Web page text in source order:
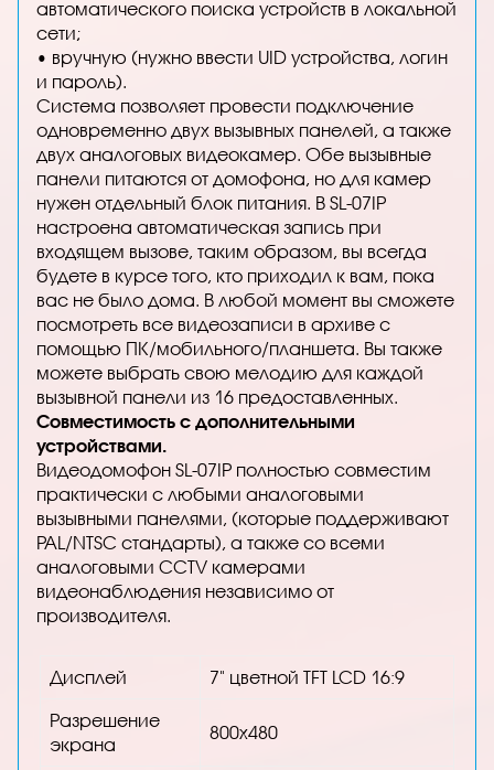
автоматического поиска устройств в локальной
сети;
• вручную (нужно ввести UID устройства, логин
и пароль).
Система позволяет провести подключение
одновременно двух вызывных панелей, а также
двух аналоговых видеокамер. Обе вызывные
панели питаются от домофона, но для камер
нужен отдельный блок питания. В SL-07IP
настроена автоматическая запись при
входящем вызове, таким образом, вы всегда
будете в курсе того, кто приходил к вам, пока
вас не было дома. В любой момент вы сможете
посмотреть все видеозаписи в архиве с
помощью ПК/мобильного/планшета. Вы также
можете выбрать свою мелодию для каждой
вызывной панели из 16 предоставленных.
Совместимость с дополнительными
устройствами.
Видеодомофон SL-07IP полностью совместим
практически с любыми аналоговыми
вызывными панелями, (которые поддерживают
PAL/NTSC стандарты), а также со всеми
аналоговыми CCTV камерами
видеонаблюдения независимо от
производителя.
Дисплей 7" цветной TFT LCD 16:9
Разрешение
экрана
800x480